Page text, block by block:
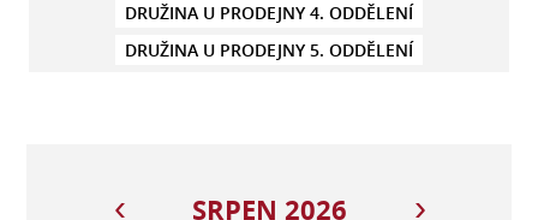
DRUŽINA U PRODEJNY 4. ODDĚLENÍ
DRUŽINA U PRODEJNY 5. ODDĚLENÍ
SRPEN 2026